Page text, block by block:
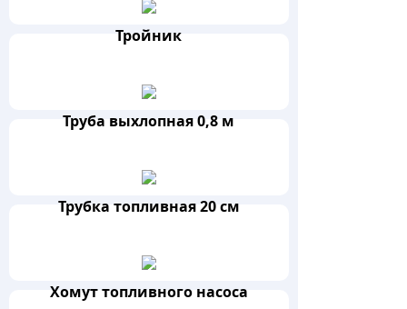
Тройник
Труба выхлопная 0,8 м
Трубка топливная 20 см
Хомут топливного насоса